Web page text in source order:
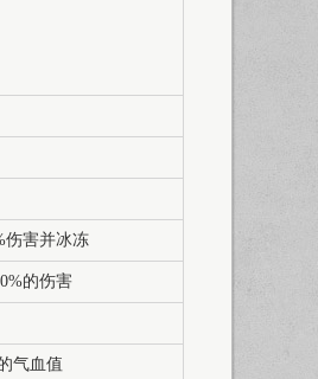
伤害并冰冻
的伤害
气血值